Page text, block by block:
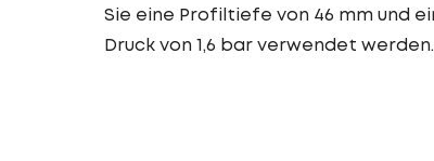
Sie eine Profiltiefe von 46 mm und
Druck von 1,6 bar verwendet werden.